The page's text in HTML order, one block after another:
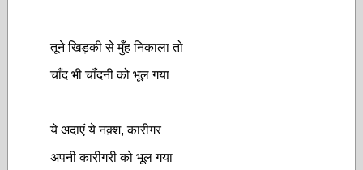
तूने खिड़की से मुँह निकाला तो
चाँद भी चाँदनी को भूल गया
ये अदाएं ये नक़्श, कारीगर
अपनी कारीगरी को भूल गया